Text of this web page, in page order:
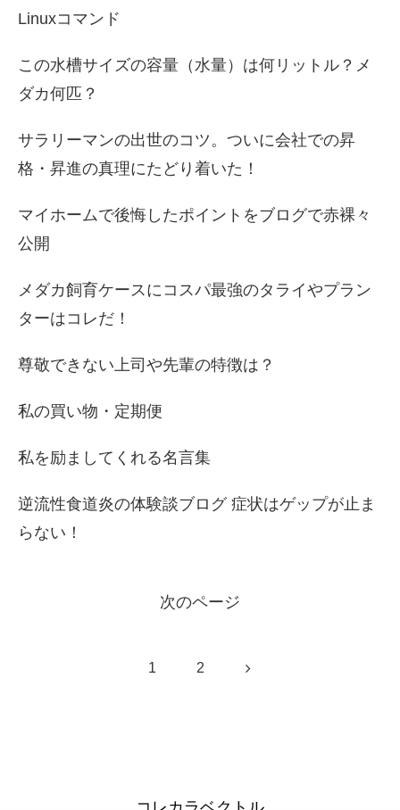
Linuxコマンド
この水槽サイズの容量（水量）は何リットル？メ
ダカ何匹？
サラリーマンの出世のコツ。ついに会社での昇
格・昇進の真理にたどり着いた！
マイホームで後悔したポイントをブログで赤裸々
公開
メダカ飼育ケースにコスパ最強のタライやプラン
ターはコレだ！
尊敬できない上司や先輩の特徴は？
私の買い物・定期便
私を励ましてくれる名言集
逆流性食道炎の体験談ブログ 症状はゲップが止ま
らない！
次のページ
1 2 次